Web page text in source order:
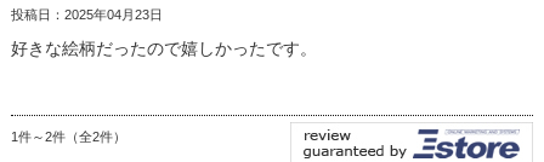
投稿日：2025年04月23日
好きな絵柄だったので嬉しかったです。
1件～2件（全2件）